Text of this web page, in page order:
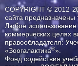
COPYRIGHT © 2012-
сайта предназначены
Любое
коммерческих целях
правообладателя:
«Зоогалактика®».
Фонд содействия